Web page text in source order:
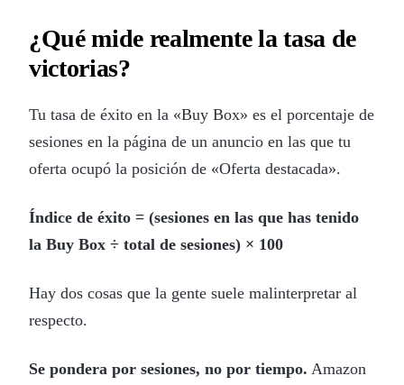
¿Qué mide realmente la tasa de
victorias?
Tu tasa de éxito en la «Buy Box» es el porcentaje de
sesiones en la página de un anuncio en las que tu
oferta ocupó la posición de «Oferta destacada».
Índice de éxito = (sesiones en las que has tenido
la Buy Box ÷ total de sesiones) × 100
Hay dos cosas que la gente suele malinterpretar al
respecto.
Se pondera por sesiones, no por tiempo. Amazon